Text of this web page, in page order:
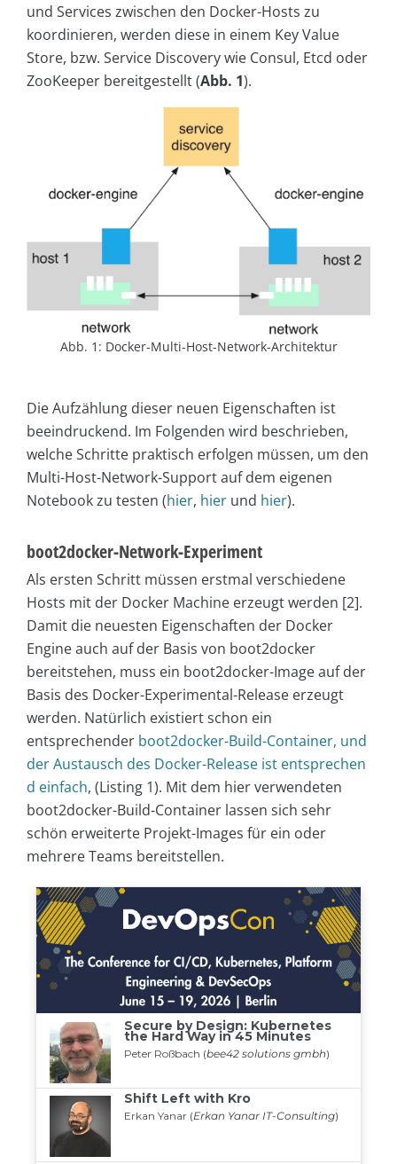
und Services zwischen den Docker-Hosts zu
koordinieren, werden diese in einem Key Value
Store, bzw. Service Discovery wie Consul, Etcd oder
ZooKeeper bereitgestellt (Abb. 1).
Abb. 1: Docker-Multi-Host-Network-Architektur
Die Aufzählung dieser neuen Eigenschaften ist
beeindruckend. Im Folgenden wird beschrieben,
welche Schritte praktisch erfolgen müssen, um den
Multi-Host-Network-Support auf dem eigenen
Notebook zu testen (hier, hier und hier).
boot2docker-Network-Experiment
Als ersten Schritt müssen erstmal verschiedene
Hosts mit der Docker Machine erzeugt werden [2].
Damit die neuesten Eigenschaften der Docker
Engine auch auf der Basis von boot2docker
bereitstehen, muss ein boot2docker-Image auf der
Basis des Docker-Experimental-Release erzeugt
werden. Natürlich existiert schon ein
entsprechender boot2docker-Build-Container, und
der Austausch des Docker-Release ist entsprechen
d einfach, (Listing 1). Mit dem hier verwendeten
boot2docker-Build-Container lassen sich sehr
schön erweiterte Projekt-Images für ein oder
mehrere Teams bereitstellen.